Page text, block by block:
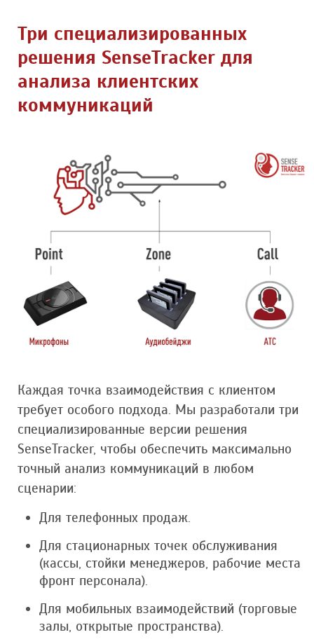
Три специализированных
решения SenseTracker для
анализа клиентских
коммуникаций
Каждая точка взаимодействия с клиентом
требует особого подхода. Мы разработали три
специализированные версии решения
SenseTracker, чтобы обеспечить максимально
точный анализ коммуникаций в любом
сценарии:
Для телефонных продаж.
Для стационарных точек обслуживания
(кассы, стойки менеджеров, рабочие места
фронт персонала).
Для мобильных взаимодействий (торговые
залы, открытые пространства).